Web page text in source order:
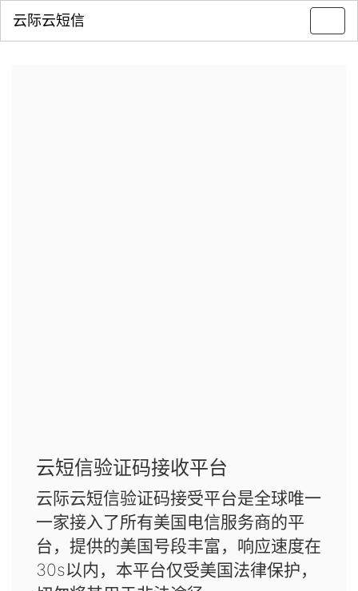
云际云短信
云短信验证码接收平台
云际云短信验证码接受平台是全球唯一
一家接入了所有美国电信服务商的平
台，提供的美国号段丰富，响应速度在
30s以内，本平台仅受美国法律保护，